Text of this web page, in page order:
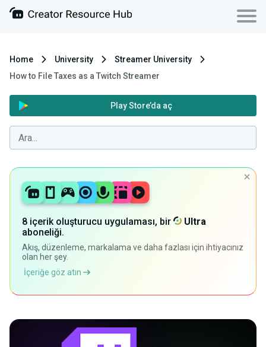
Home University
Streamer University
How to File Taxes as a Twitch Streamer
Play Store’da aç
8 içerik oluşturucu uygulaması, bir
Ultra
aboneliği.
Akış, düzenleme, markalama ve daha fazlası için ihtiyacınız
olan her şey.
İçeriğe göz atın